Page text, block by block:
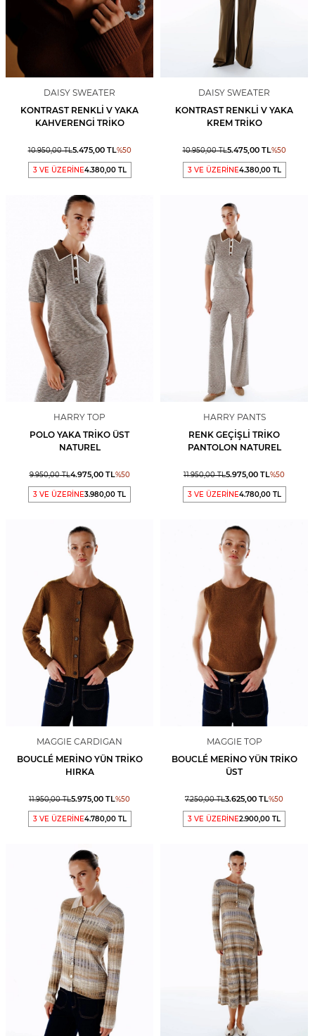
DAISY SWEATER
KONTRAST RENKLI V YAKA
KAHVERENGİ TRIKO
10.950,00TL5.475,00TL%50
3 VE ÜZERİNE4.380,00 TL
DAISY SWEATER
KONTRAST RENKLI V YAKA
KREM TRIKO
10.950,00TL5.475,00TL%50
3 VE ÜZERİNE4.380,00 TL
HARRY TOP
POLO YAKA TRIKO ÜST
NATUREL
9.950,00TL4.975,00TL%50
3 VE ÜZERİNE3.980,00 TL
HARRY PANTS
RENK GEÇIŞLI TRIKO
PANTOLON NATUREL
11.950,00TL5.975,00 TL%50
3 VE ÜZERİNE4.780,00 TL
MAGGIE CARDIGAN
BOUCLÉ MERINO YÜN TRIKO
HIRKA
11.950,00TL5.975,00 TL%50
3 VE ÜZERİNE4.780,00 TL
MAGGIE TOP
BOUCLÉ MERINO YÜN TRIKO
ÜST
7.250,00TL3.625,00 TL%50
3 VE ÜZERİNE2.900,00 TL